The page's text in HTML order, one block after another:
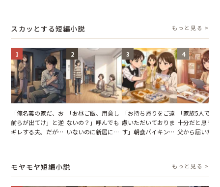
が一変
スカッとする短編小説 もっと見る >
1
「俺名義の家だ、お
前らが出てけ」と逆
ギレする夫。だが、
2
「お昼ご飯、用意し
ないの？」呼んでも
いないのに新居にあ
3
「お持ち帰りをご遠
慮いただいておりま
す」朝食バイキング
4
「家族5人で3
十分だと思う
父から届いたご
モヤモヤ短編小説 もっと見る >